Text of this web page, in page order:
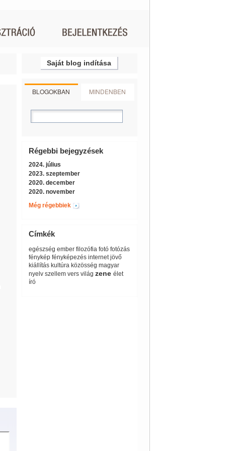
Saját blog indítása
BLOGOKBAN MINDENBEN
Régebbi bejegyzések
2024. július
2023. szeptember
2020. december
2020. november
Még régebbiek
Címkék
egészség ember filozófia fotó fotózás
fénykép fényképezés internet jövő
kiállítás kultúra közösség magyar
nyelv szellem vers világ zene élet
író